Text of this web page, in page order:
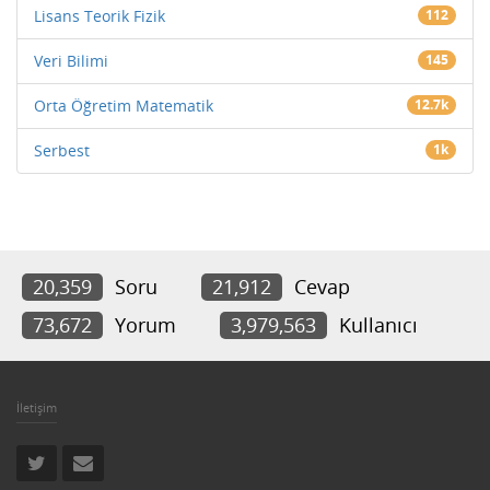
Lisans Teorik Fizik 112
Veri Bilimi 145
Orta Öğretim Matematik 12.7k
Serbest 1k
20,359 Soru 21,912
Cevap
73,672
Yorum 3,979,563 Kullanıcı
İletişim